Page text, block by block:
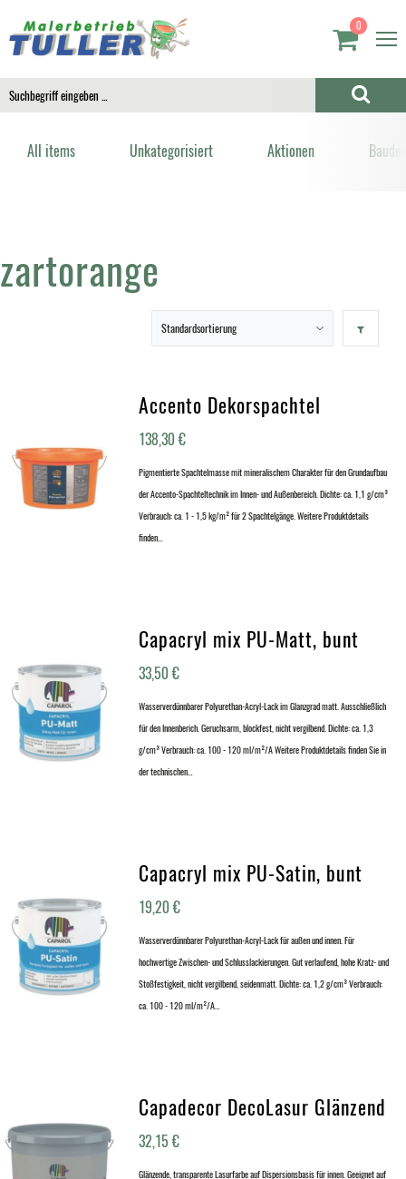
0
All items Unkategorisiert Aktionen
zartorange
Accento Dekorspachtel
138,30€
Pigmentierte Spachtelmasse mit mineralischem Charakter für den Grundaufbau
der Accento-Spachteltechnik im Innen- und Außenbereich. Dichte: ca. 1,1 g/cm³
Verbrauch: ca. 1 - 1,5 kg/m² für 2 Spachtelgänge. Weitere Produktdetails
finden…
Capacryl mix PU-Matt, bunt
33,50€
Wasserverdünnbarer Polyurethan-Acryl-Lack im Glanzgrad matt. Ausschließlich
für den Innenberich. Geruchsarm, blockfest, nicht vergilbend. Dichte: ca. 1,3
g/cm³ Verbrauch: ca. 100 - 120 ml/m²/A Weitere Produktdetails finden Sie in
der technischen…
Capacryl mix PU-Satin, bunt
19,20€
Wasserverdünnbarer Polyurethan-Acryl-Lack für außen und innen. Für
hochwertige Zwischen- und Schlusslackierungen. Gut verlaufend, hohe Kratz- und
Stoßfestigkeit, nicht vergilbend, seidenmatt. Dichte: ca. 1,2 g/cm³ Verbrauch:
ca. 100 - 120 ml/m²/A…
Capadecor DecoLasur Glänzend
32,15€
Glänzende, transparente Lasurfarbe auf Dispersionsbasis für innen. Geeignet auf